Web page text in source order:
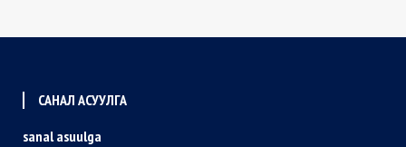
САНАЛ АСУУЛГА
sanal asuulga